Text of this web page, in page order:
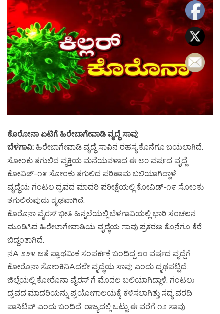
ಕೊರೋನಾ ಏಟಿಗೆ ಹಿರೇಬಾಗೇವಾಡಿ ವೃದ್ಧೆ ಸಾವು
ಬೆಳಗಾವಿ: ಹಿರೇಬಾಗೇವಾಡಿ ವೃದ್ಧೆ ಸಾವಿನ ರಹಸ್ಯ ಕೊನೆಗೂ ಬಯಲಾಗಿದೆ.
ಸೋಂಕು ತಗುಲಿದ ವ್ಯಕ್ತಿಯ ಮನೆಯವಳಾದ ಈ ೮೦ ವರ್ಷದ ವೃದ್ದೆ
ಕೋವಿಡ್-೧೯ ಸೋಂಕು ತಗುಲಿದ ಪರಿಣಾಮ ಬಲಿಯಾಗಿದ್ದಾಳೆ.
ವೃದ್ಧೆಯ ಗಂಟಲ ದ್ರವದ ಮಾದರಿ ಪರೀಕ್ಷೆಯಲ್ಲಿ ಕೋವಿಡ್-೧೯ ಸೋಂಕು
ತಗುಲಿರುವುದು ದೃಢವಾಗಿದೆ.
ಕೊರೊನಾ ವೈರಸ್ ಭೀತಿ ಹಿನ್ನಲೆಯಲ್ಲಿ ಬೆಳಗಾವಿಯಲ್ಲಿ ಭಾರಿ ಸಂಚಲನ
ಮೂಡಿಸಿದ ಹಿರೇಬಾಗೇವಾಡಿಯ ವೃದ್ಧೆಯ ಸಾವು ಪ್ರಕರಣ ಕೊನೆಗೂ ತೆರೆ
ಬಿದ್ದಂತಾಗಿದೆ.
ನA ೨೨೪ ಜತೆ ಪ್ರಾಥಮಿಕ ಸಂಪರ್ಕಕ್ಕೆ ಬಂದಿದ್ದ ೮೦ ವರ್ಷದ ವೃದ್ದೆಗೆ
ಕೋರೊನಾ ಸೋಂಕಿನಿAದಲೇ ವೃದ್ಧೆಯ ಸಾವು ಎಂದು ದೃಢಪಟ್ಟಿದೆ.
ಜಿಲ್ಲೆಯಲ್ಲಿ ಕೋರೊನಾ ವೈರಸ್ ಗೆ ಮೊದಲ ಬಲಿಯಾಗಿದ್ದಾಳೆ. ಗಂಟಲು
ದ್ರವದ ಮಾದರಿಯನ್ನು ಪ್ರಯೋಗಾಲಯಕ್ಕೆ ಕಳಿಸಲಾಗಿತ್ತು ಸದ್ಯ ವರದಿ
ಪಾಸಿಟಿವ್ ಎಂದು ಬಂದಿದೆ. ರಾಜ್ಯದಲ್ಲಿ ಒಟ್ಟು ಈ ವರೆಗೆ ೧೨ ಸಾವು